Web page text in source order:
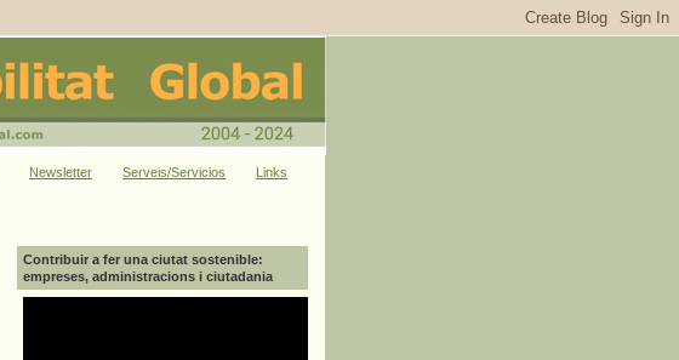
Newsletter Serveis/Servicios Links
Contribuir a fer una ciutat sostenible:
empreses, administracions i ciutadania